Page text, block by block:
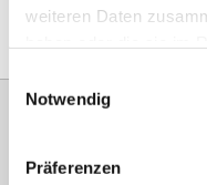
weiteren Daten
Einwilligungsauswahl
Notwendig
Präferenzen